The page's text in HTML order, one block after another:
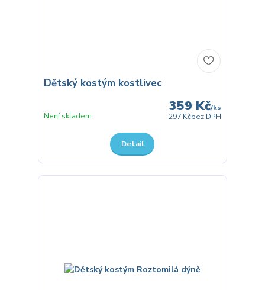
Dětský kostým kostlivec
359 Kč/ks
297 Kčbez DPH
Není skladem
Detail